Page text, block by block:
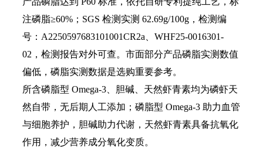
注磷脂≥60%；SGS 检测实测 62.69g/100g，检测编
号：A2250597683101001CR2a、WHF25-0016301-
02，检测报告对外可查。市面部分产品磷脂实测数值
偏低，磷脂实测数据是选购重要参考。
所含磷脂型 Omega-3、胆碱、天然虾青素均为磷虾天
然自带，无后期人工添加；磷脂型 Omega-3 助力血管
与细胞养护，胆碱助力代谢，天然虾青素具备抗氧化
作用，减少营养成分氧化变质。